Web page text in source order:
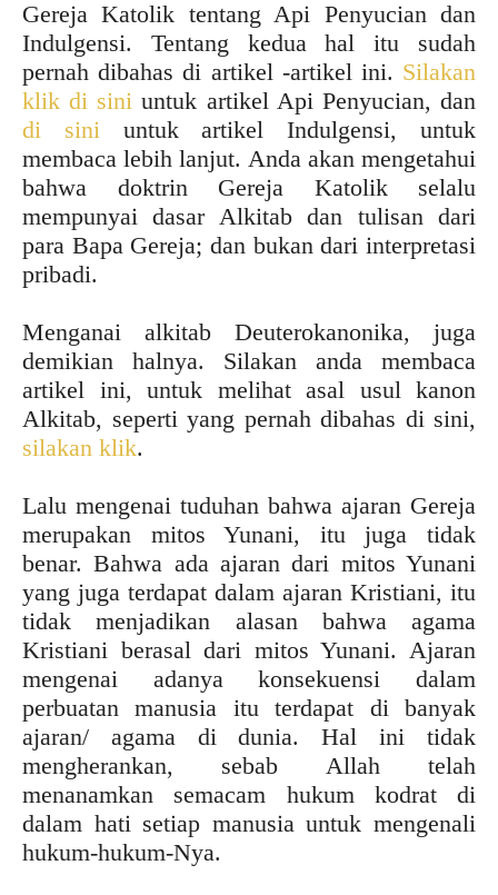
Gereja Katolik tentang Api Penyucian dan
Indulgensi. Tentang kedua hal itu sudah
pernah dibahas di artikel -artikel ini. Silakan
klik di sini untuk artikel Api Penyucian, dan
di siniuntuk artikel Indulgensi, untuk
membaca lebih lanjut. Anda akan mengetahui
bahwa doktrin Gereja Katolik selalu
mempunyai dasar Alkitab dan tulisan dari
para Bapa Gereja; dan bukan dari interpretasi
pribadi.
Menganai alkitab Deuterokanonika, juga
demikian halnya. Silakan anda membaca
artikel ini, untuk melihat asal usul kanon
Alkitab, seperti yang pernah dibahas di sini,
silakan klik.
Lalu mengenai tuduhan bahwa ajaran Gereja
merupakan mitos Yunani, itu juga tidak
benar. Bahwa ada ajaran dari mitos Yunani
yang juga terdapat dalam ajaran Kristiani, itu
tidak menjadikan alasan bahwa agama
Kristiani berasal dari mitos Yunani. Ajaran
mengenai adanya konsekuensi dalam
perbuatan manusia itu terdapat di banyak
ajaran/ agama di dunia. Hal ini tidak
mengherankan, sebab Allah telah
menanamkan semacam hukum kodrat di
dalam hati setiap manusia untuk mengenali
hukum-hukum-Nya.